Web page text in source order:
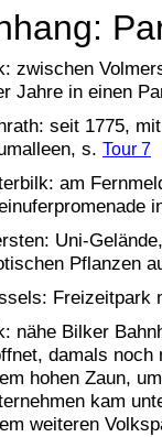
zwischen
Jahre in einen
seit 1775,
s. Tour 7
am
Uni-
Pflanzen
Freizeitpark
nähe Bilker
damals noch
hohen Zaun,
kam
weiteren